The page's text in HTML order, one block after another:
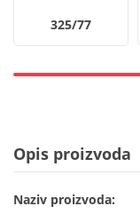
325/77
Opis proizvoda
Naziv proizvoda: